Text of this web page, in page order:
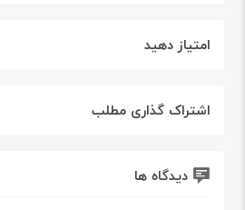
امتیاز دهید
اشتراک گذاری مطلب
دیدگاه ها